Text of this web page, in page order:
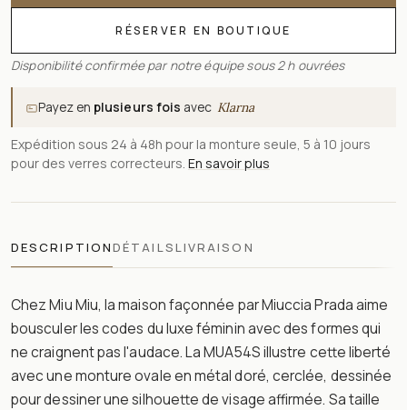
RÉSERVER EN BOUTIQUE
Disponibilité confirmée par notre équipe sous 2 h ouvrées
Payez en plusieurs fois avec Klarna
Expédition sous 24 à 48h pour la monture seule, 5 à 10 jours
pour des verres correcteurs. En savoir plus
DESCRIPTIONDÉTAILSLIVRAISON
Chez Miu Miu, la maison façonnée par Miuccia Prada aime
bousculer les codes du luxe féminin avec des formes qui
ne craignent pas l'audace. La MUA54S illustre cette liberté
avec une monture ovale en métal doré, cerclée, dessinée
pour dessiner une silhouette de visage affirmée. Sa taille